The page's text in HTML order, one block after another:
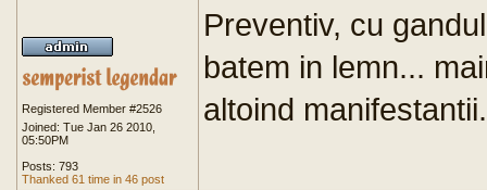
Registered Member #2526
Joined: Tue Jan 26 2010,
05:50PM
Posts: 793
Thanked 61 time in 46 post
Preventiv, cu
batem in lemn...
altoind manifestantii.